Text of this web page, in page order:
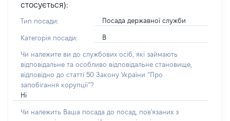
стосується):
Тип посади: Посада державної служби
Категорія посади: В
Чи належите ви до службових осіб, які займають
відповідальне та особливо відповідальне становище,
відповідно до статті 50 Закону України “Про
запобігання корупції”?
Ні
Чи належить Ваша посада до посад, пов'язаних з